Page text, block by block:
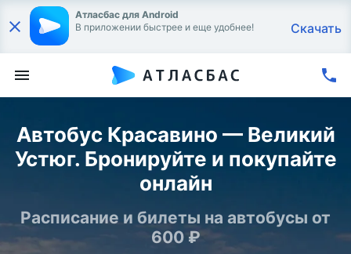
Атласбас для Android
В приложении быстрее и еще удобнее!
Скачать
Автобус Красавино — Великий
Устюг. Бронируйте и покупайте
онлайн
Расписание и билеты на автобусы от
600 ₽